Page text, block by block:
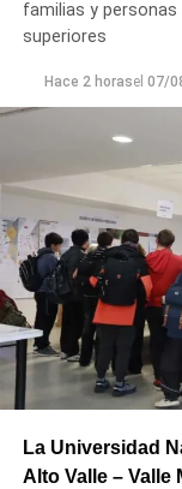
En Argentina,
1960 con
promover el
¿Por qué
El uso del término
inclusiva, que
atraviesan niños
las distintas
económicas, así
acceso a sus
familias y
superiores
Hace 2 horasel 07/
La Universidad
Alto Valle – Valle